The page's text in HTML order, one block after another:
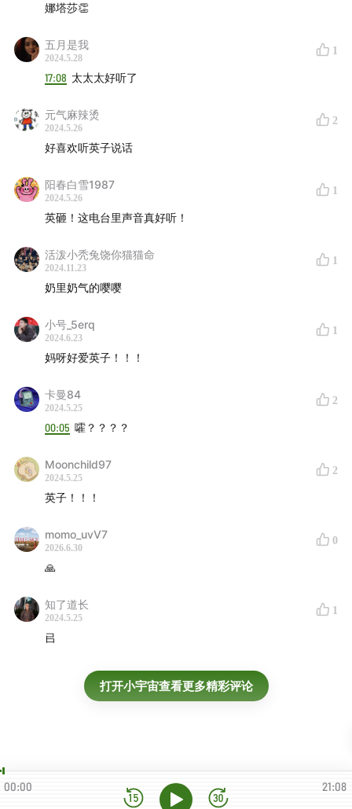
刘若英 张韶涵
柯泯薰
希林娜依·高
Band房见
新裤子 旅行团
南拳妈妈
At17 Twins
INNOUT
Tokyo Ska Paradise Orchestra
卢凯彤1 2
李玟
访客...躲在ta的宿舍
王心凌
华健 李宗盛
张艾嘉 许鞍华 莫文蔚
顺子 辛晓琪 卓文萱
赵传 潘越云
娜塔莎👏
五月是我
2024.5.28
1
17:08 太太太好听了
元气麻辣烫
2024.5.26
2
好喜欢听英子说话
阳春白雪1987
2024.5.26
1
英砸！这电台里声音真好听！
活泼小秃兔饶你猫猫命
2024.11.23
1
奶里奶气的嘤嘤
小号_5erq
2024.6.23
1
妈呀好爱英子！！！
卡曼84
2024.5.25
2
00:05 嚯？？？？
Moonchild97
2024.5.25
2
英子！！！
momo_uvV7
2026.6.30
0
🙏
知了道长
2024.5.25
1
㠯
打开小宇宙查看更多精彩评论
00:00 21:08